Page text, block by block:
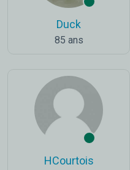
Duck
85 ans
HCourtois